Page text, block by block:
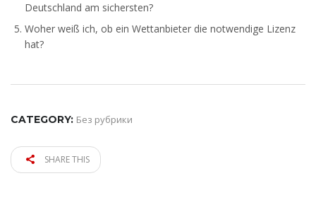
Deutschland am sichersten?
Woher weiß ich, ob ein Wettanbieter die notwendige Lizenz
hat?
CATEGORY: Без рубрики
SHARE THIS